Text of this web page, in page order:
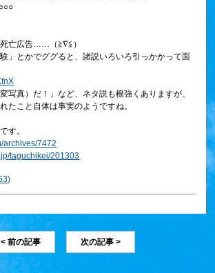
亡広告……（≧∇≦）
」とかでググると、諸説いろいろ引っかかって面
写真）だ！」など、ネタ説も根強くありますが、
たこと自体は事実のようですね。
す。
archives/7472
taguchikei/201303
< 前の記事 次の記事 >